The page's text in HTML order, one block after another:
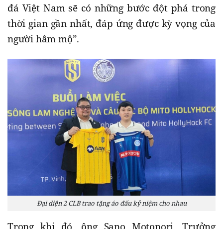
đá Việt Nam sẽ có những bước đột phá trong
thời gian gần nhất, đáp ứng được kỳ vọng của
người hâm mộ”.
Đại diện 2 CLB trao tặng áo đấu kỷ niệm cho nhau
Trong khi đó, ông Sano Motonori, Trưởng